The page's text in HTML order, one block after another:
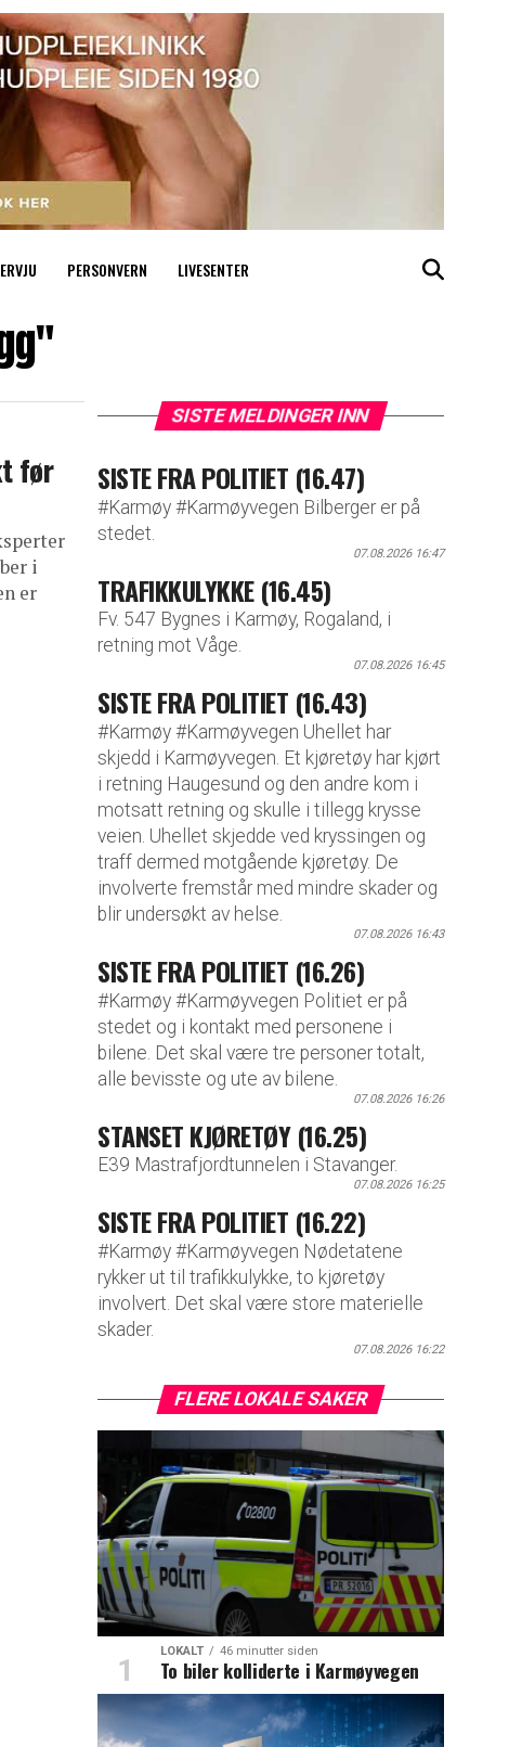
PERSONVERN LIVESENTER
før
i
er
SISTE MELDINGER INN
SISTE FRA POLITIET (16.47)
#Karmøy #Karmøyvegen Bilberger er på
stedet.
07.08.2026 16:47
TRAFIKKULYKKE (16.45)
Fv. 547 Bygnes i Karmøy, Rogaland, i
retning mot Våge.
07.08.2026 16:45
SISTE FRA POLITIET (16.43)
#Karmøy #Karmøyvegen Uhellet har
skjedd i Karmøyvegen. Et kjøretøy har kjørt
i retning Haugesund og den andre kom i
motsatt retning og skulle i tillegg krysse
veien. Uhellet skjedde ved kryssingen og
traff dermed motgående kjøretøy. De
involverte fremstår med mindre skader og
blir undersøkt av helse.
07.08.2026 16:43
SISTE FRA POLITIET (16.26)
#Karmøy #Karmøyvegen Politiet er på
stedet og i kontakt med personene i
bilene. Det skal være tre personer totalt,
alle bevisste og ute av bilene.
07.08.2026 16:26
STANSET KJØRETØY (16.25)
E39 Mastrafjordtunnelen i Stavanger.
07.08.2026 16:25
SISTE FRA POLITIET (16.22)
#Karmøy #Karmøyvegen Nødetatene
rykker ut til trafikkulykke, to kjøretøy
involvert. Det skal være store materielle
skader.
07.08.2026 16:22
FLERE LOKALE SAKER
LOKALT 46 minutter siden
To biler kolliderte i Karmøyvegen